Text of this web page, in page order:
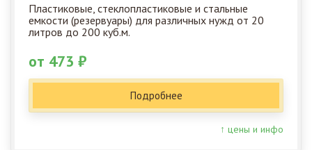
Пластиковые, стеклопластиковые и стальные
емкости (резервуары) для различных нужд от 20
литров до 200 куб.м.
от 473 ₽
Подробнее
↑ цены и инфо